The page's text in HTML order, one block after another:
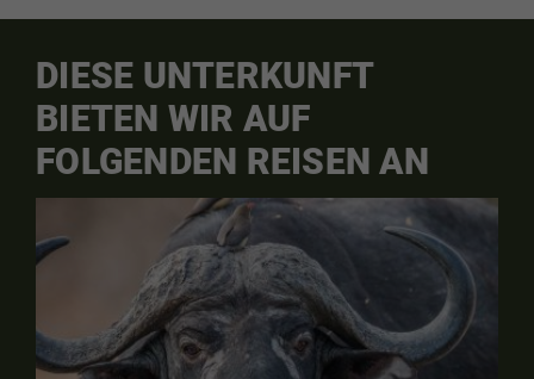
DIESE UNTERKUNFT
BIETEN WIR AUF
FOLGENDEN REISEN AN